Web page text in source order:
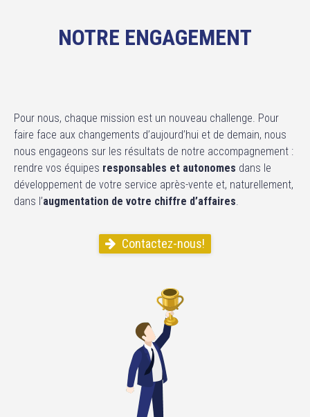
NOTRE ENGAGEMENT
Pour nous, chaque mission est un nouveau challenge. Pour
faire face aux changements d’aujourd’hui et de demain, nous
nous engageons sur les résultats de notre accompagnement :
rendre vos équipes responsables et autonomes dans le
développement de votre service après-vente et, naturellement,
dans l’augmentation de votre chiffre d’affaires.
Contactez-nous!